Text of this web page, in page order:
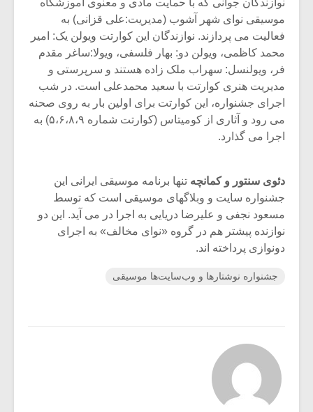
موسیقی نوای شهر آشوب (مدیریت:علی قزانی) به
فعالیت می پردازند. نوازندگان این کوارتت ویولن یک: امیر
محمد کاظمی، ویولن دو: بهار فلسفی، ویولا:ساغر مقدم
فر، ویولنسل: سهراب ملک زاده هستند و سرپرستی و
مدیریت هنری کوارتت با سعید محمدعلی است. در شب
اجرای جشنواره، این کوارتت برای اولین بار به روی صحنه
می رود و آثاری از کومیتاس (کوارتت شماره ۵،۶،۸،۹) به
اجرا می گذارد.
دئوی سنتور و کمانچه تنها برنامه موسیقی ایرانی این
جشنواره سایت و وبلاگهای موسیقی است که توسط
مسعود نجفی و علیرضا دریایی به اجرا در می آید. این دو
نوازنده پیشتر هم در گروه «نوای مخالف» به اجرای
دونوازی پرداخته اند.
جشنواره نوشتارها و وب‌سایت‌ها موسیقی